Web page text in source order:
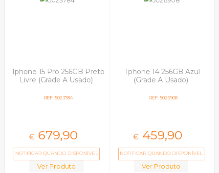
Iphone 15 Pro Max
Samsung
Smartwatch
Iphone 15 Pro 256GB Preto
Livre (Grade A Usado)
REF: 5023784
€ 679,90
NOTIFICAR QUANDO DISPONÍVEL
Ver Produto
Iphone 14 256GB Azul
(Grade A Usado)
REF: 5026908
€ 459,90
NOTIFICAR QUANDO DISPONÍVEL
Ver Produto